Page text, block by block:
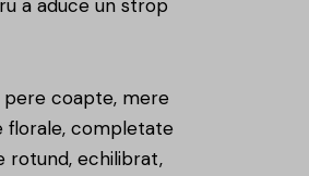
a aduce un strop
pere coapte, mere
florale, completate
rotund, echilibrat,